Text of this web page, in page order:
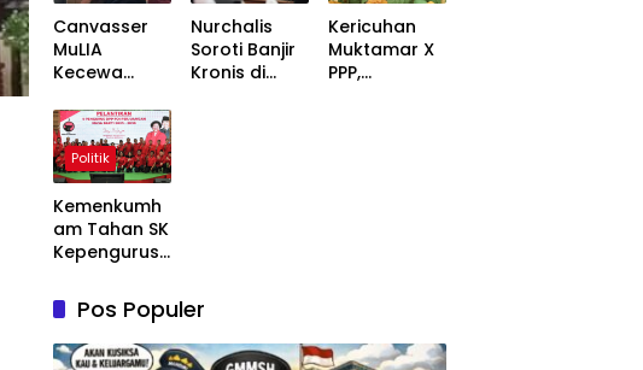
Canvasser
MuLIA
Kecewa
Respons
Appi Soal
RT/RW Dinilai
Menyinggung
Nurchalis
Soroti Banjir
Kronis di
Kericuhan
Muktamar X
PPP,
Politik
Kemenkumh
am Tahan SK
Kepengurusa
Tunggu
Kelengkapan
Administrasi
Pos Populer